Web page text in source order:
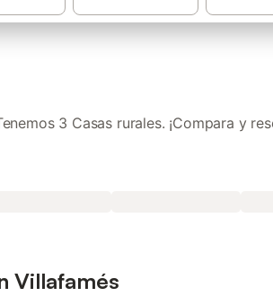
3 Casas rurales. ¡Compara y
Villafamés